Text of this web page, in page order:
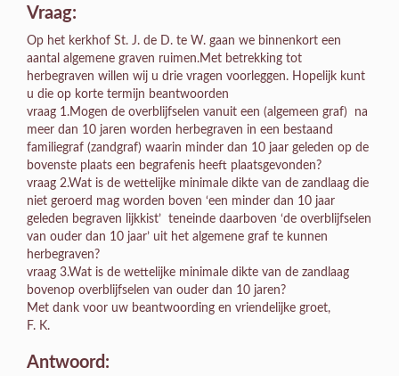
Vraag:
Op het kerkhof St. J. de D. te W. gaan we binnenkort een
aantal algemene graven ruimen.Met betrekking tot
herbegraven willen wij u drie vragen voorleggen. Hopelijk kunt
u die op korte termijn beantwoorden
vraag 1.Mogen de overblijfselen vanuit een (algemeen graf) na
meer dan 10 jaren worden herbegraven in een bestaand
familiegraf (zandgraf) waarin minder dan 10 jaar geleden op de
bovenste plaats een begrafenis heeft plaatsgevonden?
vraag 2.Wat is de wettelijke minimale dikte van de zandlaag die
niet geroerd mag worden boven ‘een minder dan 10 jaar
geleden begraven lijkkist’ teneinde daarboven ‘de overblijfselen
van ouder dan 10 jaar’ uit het algemene graf te kunnen
herbegraven?
vraag 3.Wat is de wettelijke minimale dikte van de zandlaag
bovenop overblijfselen van ouder dan 10 jaren?
Met dank voor uw beantwoording en vriendelijke groet,
F. K.
Antwoord: